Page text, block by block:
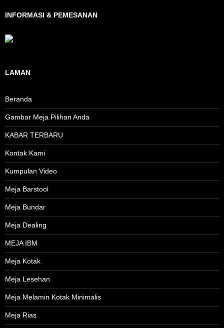
INFORMASI & PEMESANAN
LAMAN
Beranda
Gambar Meja Pilihan Anda
KABAR TERBARU
Kontak Kami
Kumpulan Video
Meja Barstool
Meja Bundar
Meja Dealing
MEJA IBM
Meja Kotak
Meja Lesehan
Meja Melamin Kotak Minimalis
Meja Rias